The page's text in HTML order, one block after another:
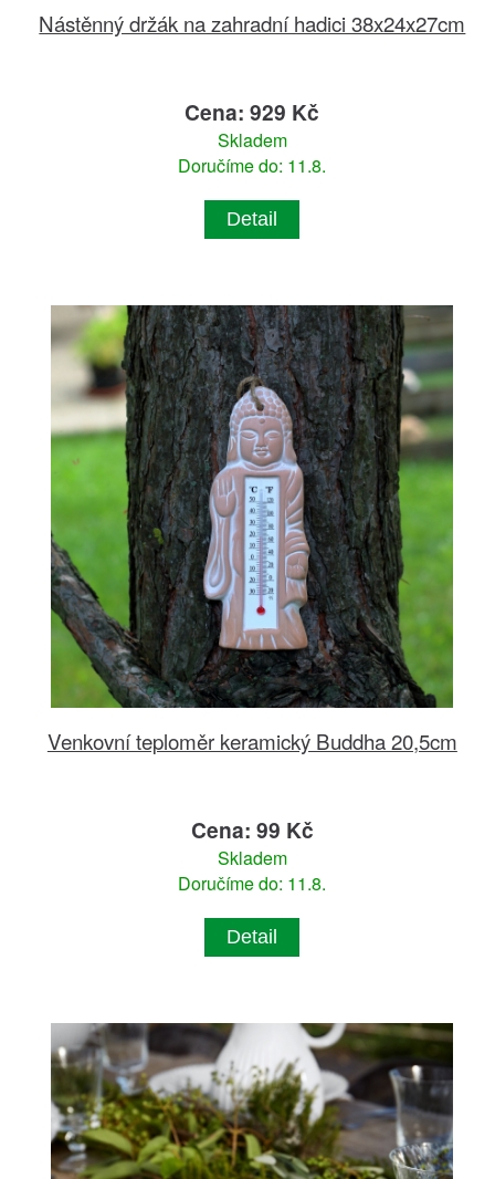
Nástěnný držák na zahradní hadici 38x24x27cm
Cena: 929 Kč
Skladem
Doručíme do: 11.8.
Detail
Venkovní teploměr keramický Buddha 20,5cm
Cena: 99 Kč
Skladem
Doručíme do: 11.8.
Detail